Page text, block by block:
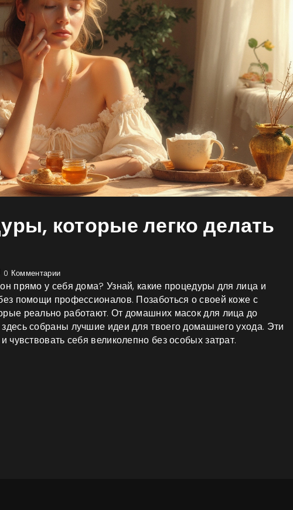
которые легко делать
0 Комментарии
прямо у себя дома? Узнай, какие процедуры для лица и
помощи профессионалов. Позаботься о своей коже с
реально работают. От домашних масок для лица до
собраны лучшие идеи для твоего домашнего ухода. Эти
чувствовать себя великолепно без особых затрат.